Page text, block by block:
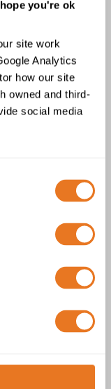
you're ok
site work
Analytics
how our site
owned and third-
social media